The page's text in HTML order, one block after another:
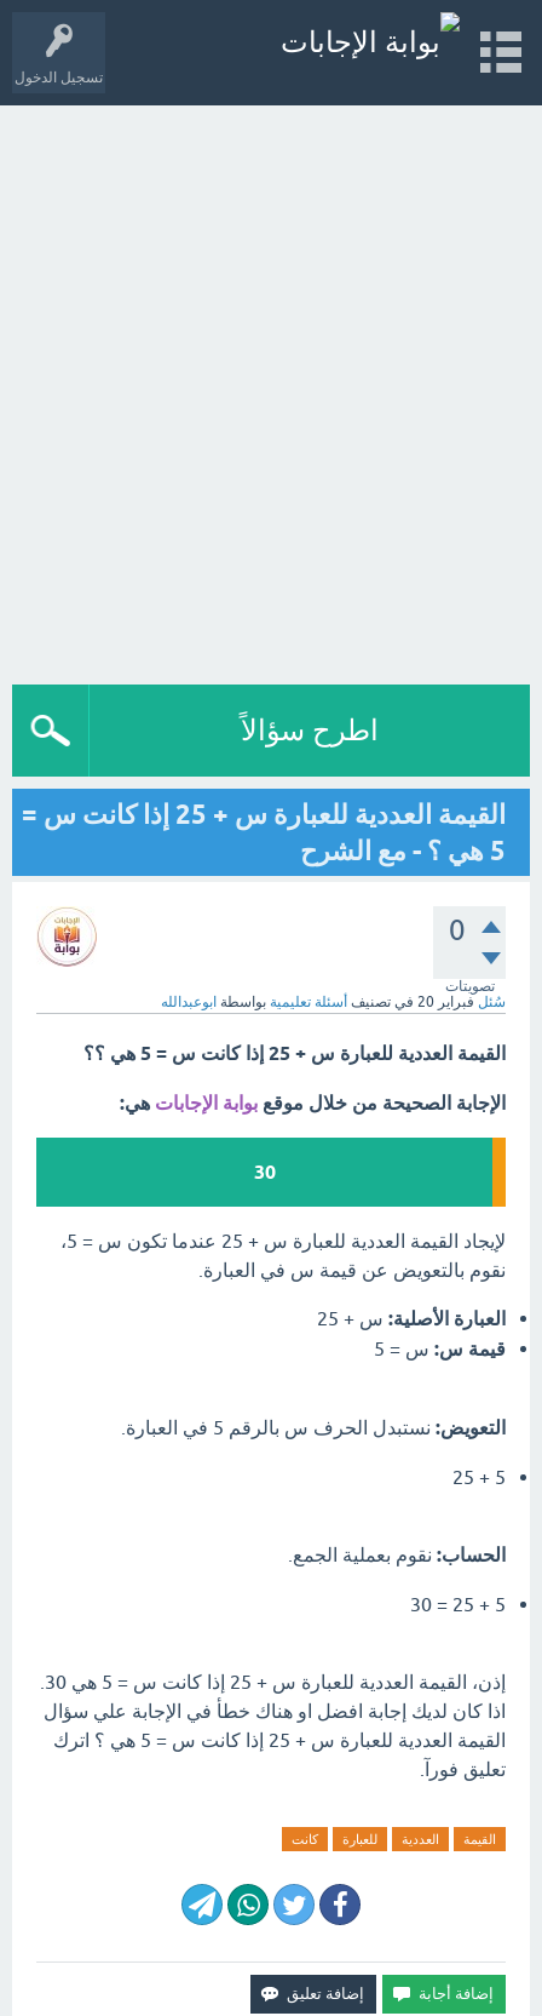
تسجيل الدخول
اطرح سؤالاً
القيمة العددية للعبارة س + 25 إذا كانت س =
5 هي ؟ - مع الشرح
0
تصويتات
سُئل فبراير 20 في تصنيف أسئلة تعليمية بواسطة ابوعبدالله
القيمة العددية للعبارة س + 25 إذا كانت س = 5 هي ؟؟
الإجابة الصحيحة من خلال موقع بوابة الإجابات هي:
30
لإيجاد القيمة العددية للعبارة س + 25 عندما تكون س = 5،
نقوم بالتعويض عن قيمة س في العبارة.
العبارة الأصلية: س + 25
قيمة س: س = 5
التعويض: نستبدل الحرف س بالرقم 5 في العبارة.
5 + 25
الحساب: نقوم بعملية الجمع.
5 + 25 = 30
إذن، القيمة العددية للعبارة س + 25 إذا كانت س = 5 هي 30.
اذا كان لديك إجابة افضل او هناك خطأ في الإجابة علي سؤال
القيمة العددية للعبارة س + 25 إذا كانت س = 5 هي ؟ اترك
تعليق فورآ.
القيمة العددية للعبارة كانت